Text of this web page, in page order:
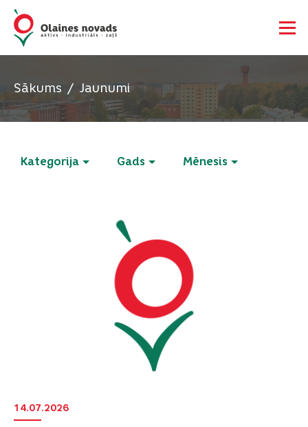
Sākums Jaunumi
Kategorija Gads Mēnesis
14.07.2026